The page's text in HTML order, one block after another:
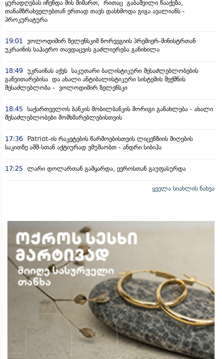
ყურადღებას იჩენდა მის მიმართ, რითაც გაბაშვილი წააქეზა,
თანამზრახველებთან ერთად თავს დასხმოდა გიგა ავალიანს -
პროკურატურა
19:01
ვოლოდიმირ ზელენსკიმ ნორვეგიის პრემიერ-მინისტრთან
უკრაინის საჰაერო თავდაცვის გაძლიერება განიხილა
18:49 უკრაინას აქვს საკუთარი ბალისტიკური შესაძლებლობების
განვითარებისა და ახალი ანტიბალისტიკური სისტემის შექმნის
შესაძლებლობა - ვოლოდიმირ ზელენსკი
18:45 საქართველოს ბანკის მობილბანკის მორიგი განახლება - ახალი
შესაძლებლობები მომხმარებლებისთვის
17:36
Patriot-ის რაკეტების წარმოებისთვის ლიცენზიის მიღების
საკითზე აშშ-სთან აქტიურად ვმუშაობთ - ანდრი სიბიჰა
17:25 ლარი დოლართან გამყარდა, ევროსთან გაუფასურდა
ყველა სიახლის ნახვა